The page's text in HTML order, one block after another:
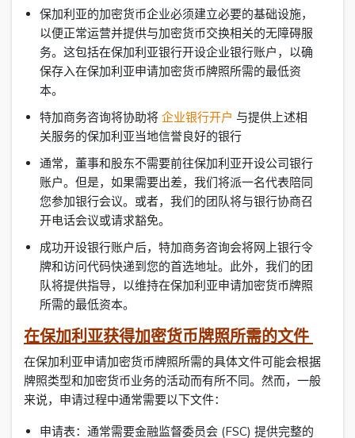
保加利亚的加密货币企业必须建立必要的基础设施，
以便正常运营并提供与加密货币交换相关的无障碍服
务。这包括在保加利亚银行开设企业银行账户，以确
保存入在保加利亚申请加密货币牌照所需的最低资
本。
特加商务咨询将协助将 企业银行开户 与提供上述相
关服务的保加利亚当地信誉良好的银行
通常，董事和股东不需要前往保加利亚开设公司银行
账户。但是，如果需要出差，我们将派一名代表陪同
您参加银行会议。或者，我们的团队将与银行协商召
开电话会议或请求豁免。
成功开设银行账户后，特加商务咨询会将网上银行令
牌和访问代码快递到您的首选地址。此外，我们的团
队将提供指导，以维持在保加利亚申请加密货币牌照
所需的最低资本。
在保加利亚获得加密货币牌照所需的文件
在保加利亚申请加密货币牌照所需的具体文件可能会根据
牌照类型和加密货币业务的活动而有所不同。然而，一般
来说，申请过程中通常需要以下文件：
申请表：通常需要金融监督委员会 (FSC) 提供完整的